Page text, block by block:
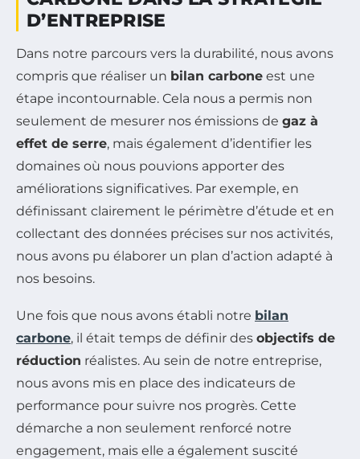
D’ENTREPRISE
Dans notre parcours vers la durabilité, nous avons
compris que réaliser un bilan carbone est une
étape incontournable. Cela nous a permis non
seulement de mesurer nos émissions de gaz à
effet de serre, mais également d’identifier les
domaines où nous pouvions apporter des
améliorations significatives. Par exemple, en
définissant clairement le périmètre d’étude et en
collectant des données précises sur nos activités,
nous avons pu élaborer un plan d’action adapté à
nos besoins.
Une fois que nous avons établi notre bilan
carbone, il était temps de définir des objectifs de
réduction réalistes. Au sein de notre entreprise,
nous avons mis en place des indicateurs de
performance pour suivre nos progrès. Cette
démarche a non seulement renforcé notre
engagement, mais elle a également suscité